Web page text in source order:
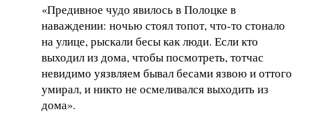
«Предивное чудо явилось в Полоцке в
наваждении: ночью стоял топот, что-то стонало
на улице, рыскали бесы как люди. Если кто
выходил из дома, чтобы посмотреть, тотчас
невидимо уязвляем бывал бесами язвою и оттого
умирал, и никто не осмеливался выходить из
дома».